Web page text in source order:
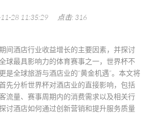
28 11:35:29 点击: 316
间酒店行业收益增长的主要因素，并探讨
球最具影响力的体育赛事之一，世界杯不
是全球旅游与酒店业的“黄金机遇”。本文将
先分析世界杯对酒店业的直接影响，包括
流量、赛事周期内的消费需求以及相关行
讨酒店如何通过创新营销和提升服务质量